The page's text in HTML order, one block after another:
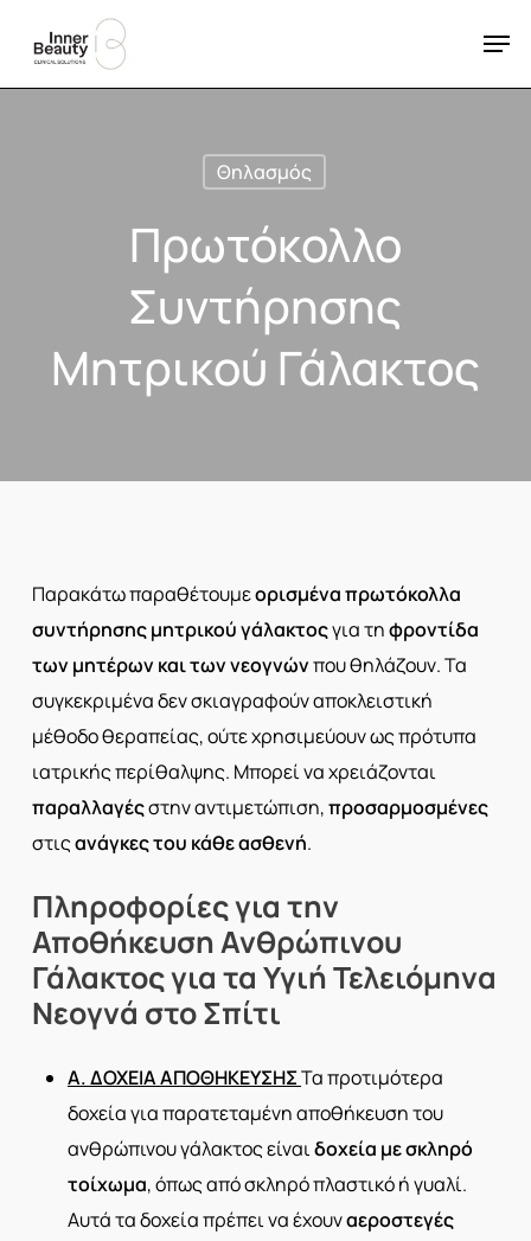
main
Θηλασμός
Πρωτόκολλο
Συντήρησης
Μητρικού Γάλακτος
Παρακάτω παραθέτουμεορισμένα πρωτόκολλα
συντήρησης μητρικού γάλακτοςγια τηφροντίδα
των μητέρωνκαι τωννεογνώνπου θηλάζουν. Τα
συγκεκριμένα δεν σκιαγραφούν αποκλειστική
μέθοδο θεραπείας, ούτε χρησιμεύουν ως πρότυπα
ιατρικής περίθαλψης. Μπορεί να χρειάζονται
παραλλαγέςστην αντιμετώπιση,προσαρμοσμένες
στιςανάγκες του κάθε ασθενή.
Πληροφορίεςγια την
ΑποθήκευσηΑνθρώπινου
Γάλακτοςγια τα ΥγιήΤελειόμηνα
Νεογνά στοΣπίτι
Α. ΔΟΧΕΙΑ ΑΠΟΘΗΚΕΥΣΗΣΤα προτιμότερα
δοχεία για παρατεταμένη αποθήκευση του
ανθρώπινου γάλακτος είναιδοχεία με σκληρό
τοίχωμα, όπως από σκληρό πλαστικό ή γυαλί.
Αυτά τα δοχεία πρέπει να έχουναεροστεγές